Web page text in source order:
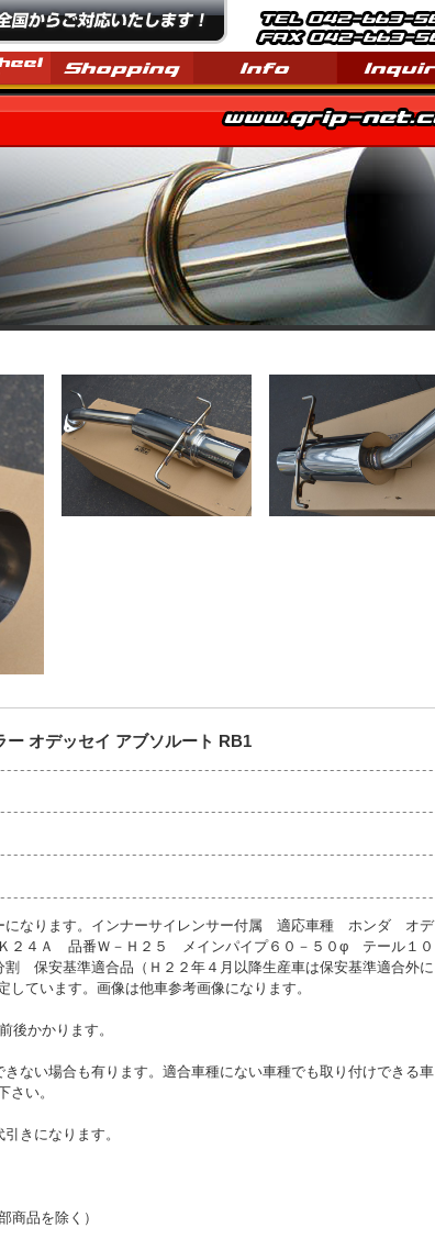
/東京都八王子市【ぐりっぷ】
オデッセイ アブソルート RB1
になります。インナーサイレンサー付属 適応車種 ホンダ オデ
４Ａ 品番Ｗ－Ｈ２５ メインパイプ６０－５０φ テール１０
保安基準適合品（Ｈ２２年４月以降生産車は保安基準適合外に
ています。画像は他車参考画像になります。
後かかります。
ない場合も有ります。適合車種にない車種でも取り付けできる車
さい。
きになります。
商品を除く）